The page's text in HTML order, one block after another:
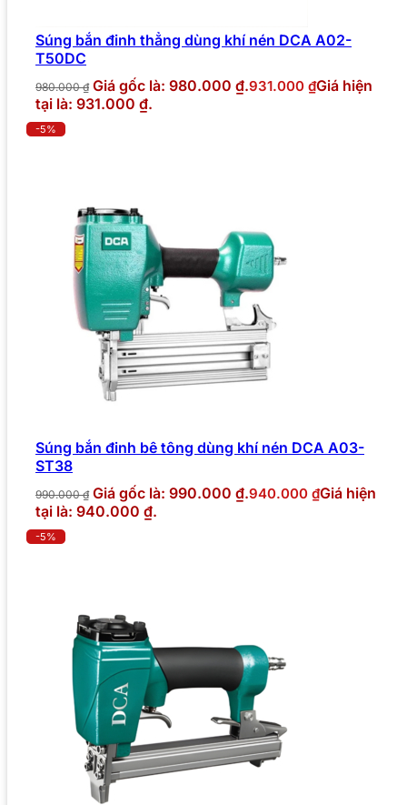
Súng bắn đinh thẳng dùng khí nén DCA A02-
T50DC
980.000₫ Giá gốc là: 980.000 ₫.931.000 ₫Giá hiện
tại là: 931.000 ₫.
-5%
Súng bắn đinh bê tông dùng khí nén DCA A03-
ST38
990.000₫ Giá gốc là: 990.000 ₫.940.000 ₫Giá hiện
tại là: 940.000 ₫.
-5%